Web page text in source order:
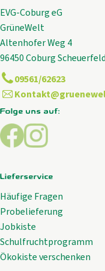
EVG-Coburg eG
GrüneWelt
Altenhofer Weg 4
96450 Coburg Scheuerfeld
09561/62623
Folge uns auf:
Externer Link zu
Externer
Lieferservice
Häufige Fragen
Probelieferung
Jobkiste
Schulfruchtprogramm
Ökokiste verschenken